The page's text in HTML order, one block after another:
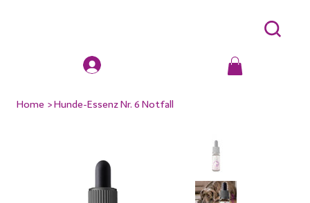
Home >Hunde-Essenz Nr. 6 Notfall